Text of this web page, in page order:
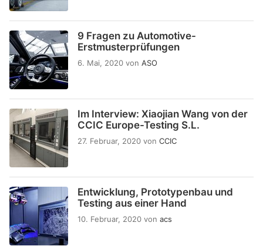
9 Fragen zu Automotive-
Erstmusterprüfungen
6. Mai, 2020 von ASO
Im Interview: Xiaojian Wang von der
CCIC Europe-Testing S.L.
27. Februar, 2020 von CCIC
Entwicklung, Prototypenbau und
Testing aus einer Hand
10. Februar, 2020 von acs